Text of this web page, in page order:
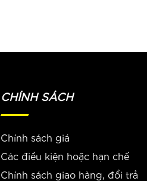
CHÍNH SÁCH
Chính sách giá
Các điều kiện hoặc hạn chế
Chính sách giao hàng, đổi trả